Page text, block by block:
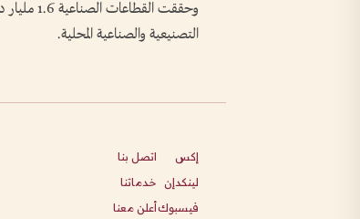
التصنيعية والصناعية المحلية.
إكس
لينكدإن
فيسبوك
اتصل بنا
خدماتنا
أعلن معنا